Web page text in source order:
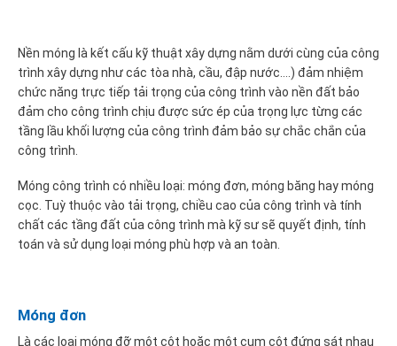
Nền móng là kết cấu kỹ thuật xây dựng nằm dưới cùng của công
trình xây dựng như các tòa nhà, cầu, đập nước….) đảm nhiệm
chức năng trực tiếp tải trọng của công trình vào nền đất bảo
đảm cho công trình chịu được sức ép của trọng lực từng các
tầng lầu khối lượng của công trình đảm bảo sự chắc chắn của
công trình.
Móng công trình có nhiều loại: móng đơn, móng băng hay móng
cọc. Tuỳ thuộc vào tải trọng, chiều cao của công trình và tính
chất các tầng đất của công trình mà kỹ sư sẽ quyết định, tính
toán và sử dụng loại móng phù hợp và an toàn.
Móng đơn
Là các loại móng đỡ một cột hoặc một cụm cột đứng sát nhau